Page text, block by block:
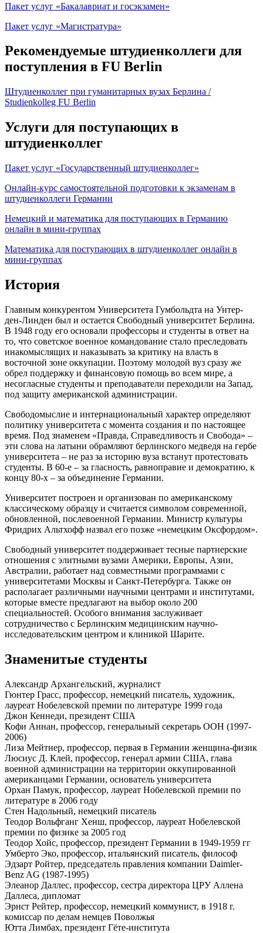
Пакет услуг «Бакалавриат и госэкзамен»
Пакет услуг «Магистратура»
Рекомендуемые штудиенколлеги для
поступления в FU Berlin
Штудиенколлег при гуманитарных вузах Берлина /
Studienkolleg FU Berlin
Услуги для поступающих в
штудиенколлег
Пакет услуг «Государственный штудиенколлег»
Онлайн-курс самостоятельной подготовки к экзаменам в
штудиенколлеги Германии
Немецкий и математика для поступающих в Германию
онлайн в мини-группах
Математика для поступающих в штудиенколлег онлайн в
мини-группах
История
Главным конкурентом Университета Гумбольдта на Унтер-
ден-Линден был и остается Свободный университет Берлина.
В 1948 году его основали профессоры и студенты в ответ на
то, что советское военное командование стало преследовать
инакомыслящих и наказывать за критику на власть в
восточной зоне оккупации. Поэтому молодой вуз сразу же
обрел поддержку и финансовую помощь во всем мире, а
несогласные студенты и преподаватели переходили на Запад,
под защиту американской администрации.
Свободомыслие и интернациональный характер определяют
политику университета с момента создания и по настоящее
время. Под знаменем «Правда, Справедливость и Свобода» –
эти слова на латыни обрамляют берлинского медведя на гербе
университета – не раз за историю вуза встанут протестовать
студенты. В 60-е – за гласность, равноправие и демократию, к
концу 80-х – за объединение Германии.
Университет построен и организован по американскому
классическому образцу и считается символом современной,
обновленной, послевоенной Германии. Министр культуры
Фридрих Альтхофф назвал его позже «немецким Оксфордом».
Свободный университет поддерживает тесные партнерские
отношения с элитными вузами Америки, Европы, Азии,
Австралии, работает над совместными программами с
университетами Москвы и Санкт-Петербурга. Также он
располагает различными научными центрами и институтами,
которые вместе предлагают на выбор около 200
специальностей. Особого внимания заслуживает
сотрудничество с Берлинским медицинским научно-
исследовательским центром и клиникой Шарите.
Знаменитые студенты
Александр Архангельский, журналист
Гюнтер Грасс, профессор, немецкий писатель, художник,
лауреат Нобелевской премии по литературе 1999 года
Джон Кеннеди, президент США
Кофи Аннан, профессор, генеральный секретарь ООН (1997-
2006)
Лиза Мейтнер, профессор, первая в Германии женщина-физик
Люсиус Д. Клей, профессор, генерал армии США, глава
военной администрации на территории оккупированной
американцами Германии, основатель университета
Орхан Памук, профессор, лауреат Нобелевской премии по
литературе в 2006 году
Стен Надольный, немецкий писатель
Теодор Вольфганг Хенш, профессор, лауреат Нобелевской
премии по физике за 2005 год
Теодор Хойс, профессор, президент Германии в 1949-1959 гг
Умберто Эко, профессор, итальянский писатель, философ
Эдзарт Ройтер, председатель правления компании Daimler-
Benz AG (1987-1995)
Элеанор Даллес, профессор, сестра директора ЦРУ Аллена
Даллеса, дипломат
Эрнст Рейтер, профессор, немецкий коммунист, в 1918 г.
комиссар по делам немцев Поволжья
Ютта Лимбах, президент Гёте-института